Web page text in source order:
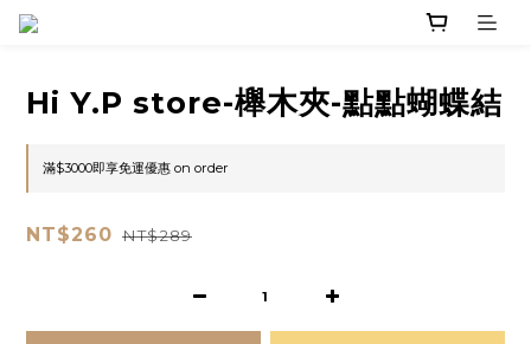
Hi Y.P store-櫸木夾-點點蝴蝶結
滿$3000即享免運優惠 on order
NT$260 NT$289